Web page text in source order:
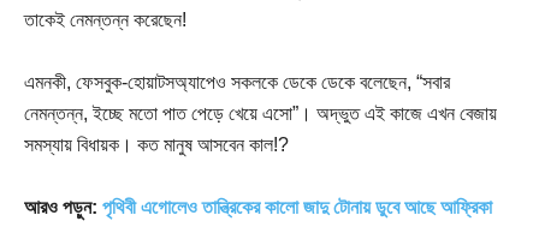
তাকেই নেমন্তন্ন করেছেন!
এমনকী, ফেসবুক-হোয়াটসঅ্যাপেও সকলকে ডেকে ডেকে বলেছেন, “সবার
নেমন্তন্ন, ইচ্ছে মতো পাত পেড়ে খেয়ে এসো”। অদ্ভুত এই কাজে এখন বেজায়
সমস্যায় বিধায়ক। কত মানুষ আসবেন কাল!?
আরও পড়ুন: পৃথিবী এগোলেও তান্ত্রিকের কালো জাদু টোনায় ডুবে আছে আফ্রিকা